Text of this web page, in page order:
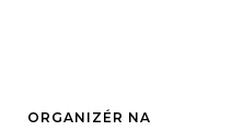
ORGANIZÉR NA